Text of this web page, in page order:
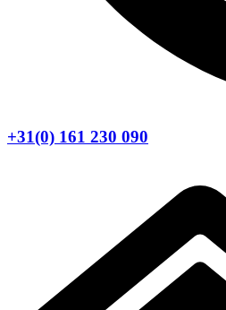
+31(0) 161 230 090